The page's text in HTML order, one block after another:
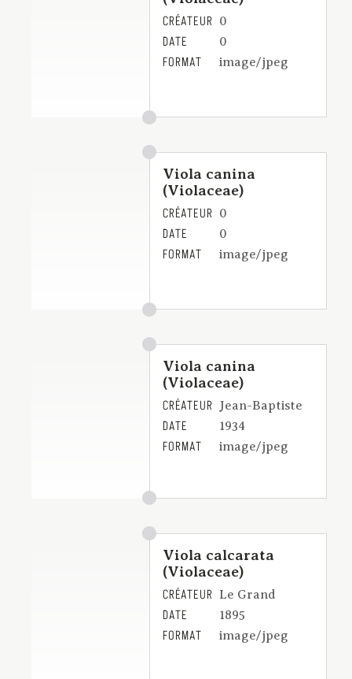
CRÉATEUR 0
DATE 0
FORMAT image/jpeg
Viola canina
(Violaceae)
CRÉATEUR 0
DATE 0
FORMAT image/jpeg
Viola canina
(Violaceae)
CRÉATEUR Jean-Baptiste
DATE 1934
FORMAT image/jpeg
Viola calcarata
(Violaceae)
CRÉATEUR Le Grand
DATE 1895
FORMAT image/jpeg